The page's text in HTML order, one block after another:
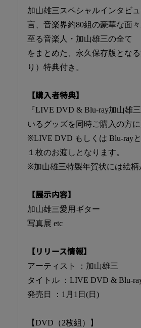
加山雄三スペシャルインタビ
言、音楽界約80組の豪華な面
至る音楽人・加山雄三の全て
をまとめた、永久保存版とな
り）特典付き。
【購入者特典】
『LIVE DVD & Blu-ray加山雄
いるグッズを同時ご購入の方
※LIVE DVD もしくは Blu-ray
１枚のお渡しとなります。
※加山雄三特製年賀状には絵
【展示内容】
加山雄三愛用ギター
写真展 etc
【リリース情報】
アーティスト
：加山雄三
タイトル
：LIVE DVD & Blu-
発売日
：1月1日(日)
【DVD（2枚組）】